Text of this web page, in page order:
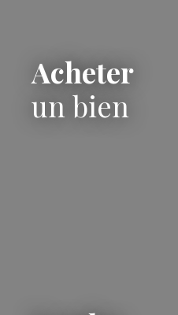
implanté sur une parcelle
proposé au prix de 177 990
dont 9 990 euros TTC
l’acquéreur. Contactez-
Acheter
un bien